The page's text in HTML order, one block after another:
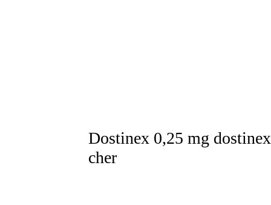
Dostinex 0,25 mg
cher